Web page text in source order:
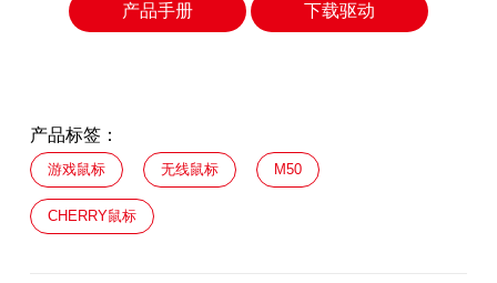
产品手册 下载驱动
产品标签：
游戏鼠标 无线鼠标 M50
CHERRY鼠标